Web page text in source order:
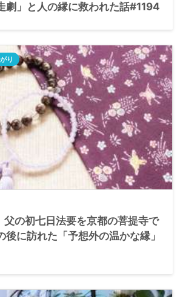
劇」と人の縁に救われた話#1194
り
父の初七日法要を京都の菩提寺で
後に訪れた「予想外の温かな縁」